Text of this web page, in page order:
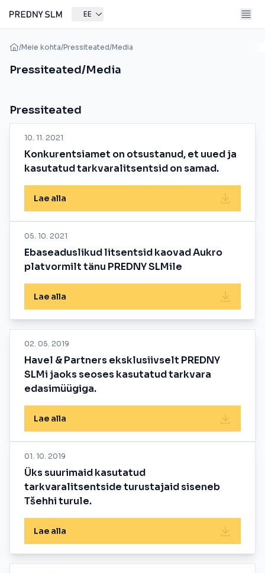
EE
/Meie kohta/Pressiteated/Media
Pressiteated/Media
Pressiteated
10. 11. 2021
Konkurentsiamet on otsustanud, et uued ja
kasutatud tarkvaralitsentsid on samad.
Lae alla
05. 10. 2021
Ebaseaduslikud litsentsid kaovad Aukro
platvormilt tänu PREDNY SLMile
Lae alla
02. 05. 2019
Havel & Partners eksklusiivselt PREDNY
SLMi jaoks seoses kasutatud tarkvara
edasimüügiga.
Lae alla
01. 10. 2019
Üks suurimaid kasutatud
tarkvaralitsentside turustajaid siseneb
Tšehhi turule.
Lae alla